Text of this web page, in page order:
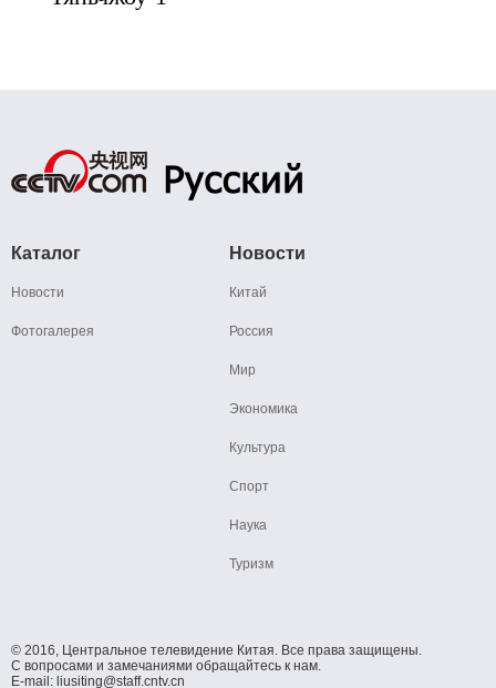
Каталог
Новости
Фотогалерея
Новости
Китай
Россия
Мир
Экономика
Культура
Спорт
Наука
Туризм
© 2016, Центральное телевидение Китая. Все права защищены.
С вопросами и замечаниями обращайтесь к нам.
E-mail: liusiting@staff.cntv.cn